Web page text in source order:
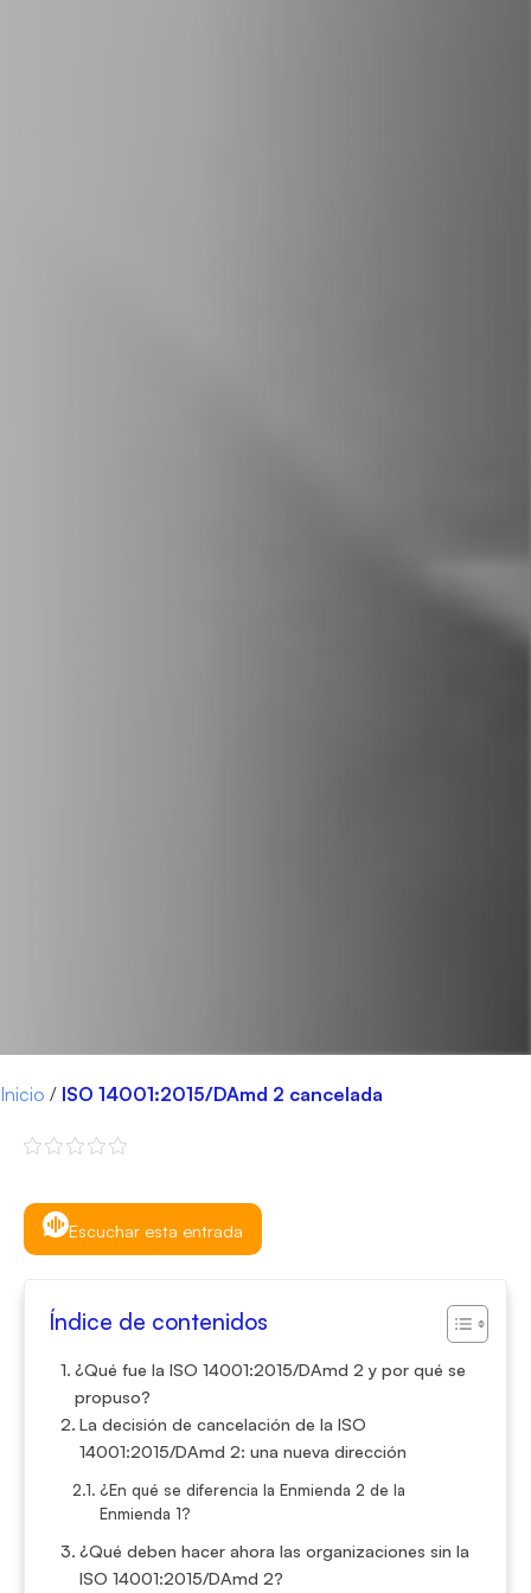
Inicio / ISO 14001:2015/DAmd 2 cancelada
Escuchar esta entrada
Índice de contenidos
¿Qué fue la ISO 14001:2015/DAmd 2 y por qué se
propuso?
La decisión de cancelación de la ISO
14001:2015/DAmd 2: una nueva dirección
¿En qué se diferencia la Enmienda 2 de la
Enmienda 1?
¿Qué deben hacer ahora las organizaciones sin la
ISO 14001:2015/DAmd 2?